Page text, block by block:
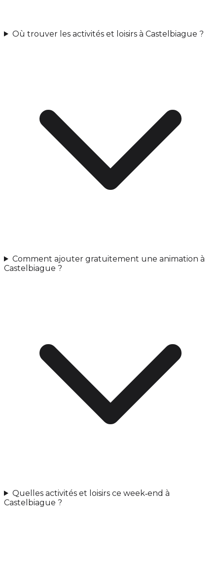
Où trouver les activités et loisirs à Castelbiague ?
Comment ajouter gratuitement une animation à
Castelbiague ?
Quelles activités et loisirs ce week‑end à
Castelbiague ?